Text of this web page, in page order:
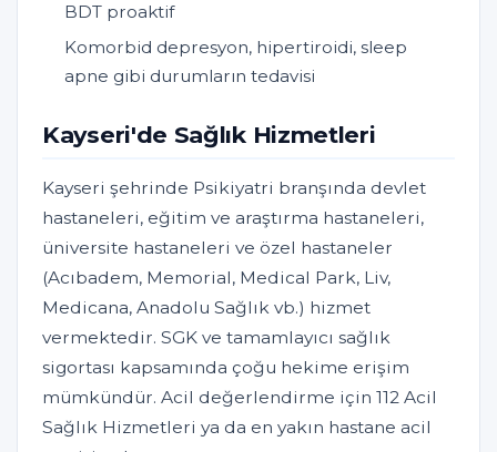
BDT proaktif
Komorbid depresyon, hipertiroidi, sleep
apne gibi durumların tedavisi
Kayseri'de Sağlık Hizmetleri
Kayseri şehrinde Psikiyatri branşında devlet
hastaneleri, eğitim ve araştırma hastaneleri,
üniversite hastaneleri ve özel hastaneler
(Acıbadem, Memorial, Medical Park, Liv,
Medicana, Anadolu Sağlık vb.) hizmet
vermektedir. SGK ve tamamlayıcı sağlık
sigortası kapsamında çoğu hekime erişim
mümkündür. Acil değerlendirme için 112 Acil
Sağlık Hizmetleri ya da en yakın hastane acil